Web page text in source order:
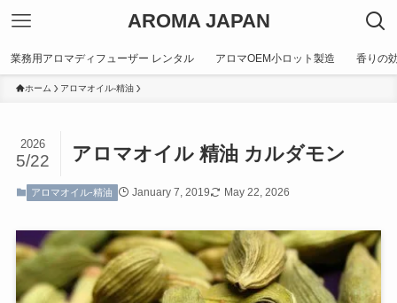
AROMA JAPAN
業務用アロマディフューザー レンタル アロマOEM小ロット製造 香りの
ホーム アロマオイル-精油
アロマオイル 精油 カルダモン
2026
5/22
アロマオイル-精油 January 7, 2019 May 22, 2026